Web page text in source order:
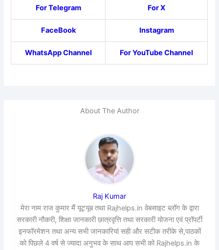
For Telegram For X
FaceBook Instagram
WhatsApp Channel For YouTube Channel
About The Author
Raj Kumar
मेरा नाम राज कुमार मैं यूट्यूब तथा Rajhelps.in वेबसाइट ब्लॉग के द्वारा
सरकारी नौकरी, शिक्षा जानकारी छात्रवृत्ति तथा सरकारी योजना एवं प्रॉपर्टी
इनफॉरमेशन तथा अन्य सभी जानकारियां सही और सटीक तरीके से,पाठकों
को पिछले 4 वर्ष से ज्यादा अनुभव के साथ आप सभी को Rajhelps.in के